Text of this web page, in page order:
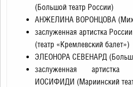
(Большой театр России)
АНЖЕЛИНА ВОРОНЦОВА
заслуженная артистка
(театр «Кремлевский балет»)
ЭЛЕОНОРА СЕВЕНАРД
заслуженная
ИОСИФИДИ (Мариинский